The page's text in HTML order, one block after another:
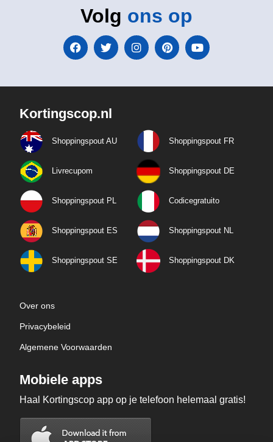
Volg ons op
Kortingscop.nl
Shoppingspout AU Shoppingspout FR
Livrecupom Shoppingspout DE
Shoppingspout PL Codicegratuito
Shoppingspout ES Shoppingspout NL
Shoppingspout SE Shoppingspout DK
Over ons
Privacybeleid
Algemene Voorwaarden
Mobiele apps
Haal Kortingscop app op je telefoon helemaal gratis!